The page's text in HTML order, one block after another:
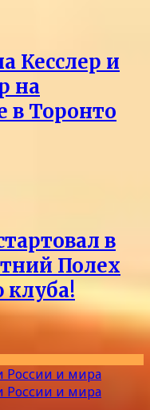
Кесслер и
на
в Торонто
в
Полех
клуба!